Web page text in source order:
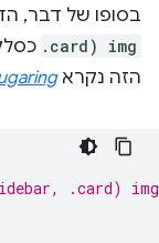
בסופו של דבר,
.card) img
הזה נקרא
.card)